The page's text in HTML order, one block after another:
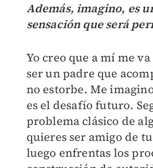
Además, imagino, es
sensación que será
Yo creo que a mí me
ser un padre que
no estorbe. Me
es el desafío futuro.
problema clásico de
quieres ser amigo de
luego enfrentas los